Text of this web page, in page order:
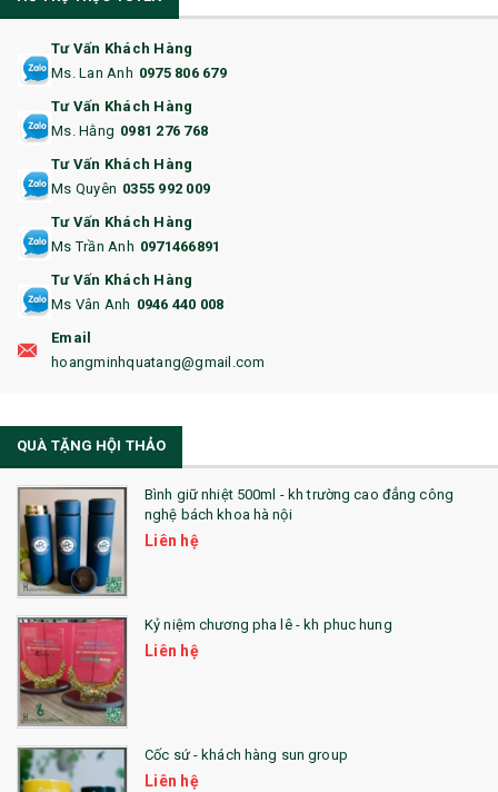
12. BÌNH NƯỚC
14. HỘP/VÍ ĐỰNG NAMECARD
15. BỘ BẤM MÓNG
16. BAO HỘ CHIẾU
18. ẤM CHÉN QUÀ TẶNG
19. ĐỒNG HỒ TREO TƯỜNG
22. ĐỒNG HỒ ĐỂ BÀN
23. QÙA TẶNG ĐỘC ĐÁO
24. QÙA TẶNG PHA LÊ
25. QUÀ TẶNG GLASSLOCK
26. QUÀ TẶNG LUMINARC
28. BỘ ĐỒ ĂN CAO CẤP
29. MÓC KHOÁ
31. TÚI VẢI KHÔNG DỆT
Tư Vấn Khách Hàng
Ms. Lan Anh 0975 806 679
Tư Vấn Khách Hàng
Ms. Hằng 0981 276 768
Tư Vấn Khách Hàng
Ms Quyên 0355 992 009
Tư Vấn Khách Hàng
Ms Trần Anh 0971466891
Tư Vấn Khách Hàng
Ms Vân Anh 0946 440 008
Email
hoangminhquatang@gmail.com
QUÀ TẶNG HỘI THẢO
Bình giữ nhiệt 500ml - kh trường cao đẳng công
nghệ bách khoa hà nội
Liên hệ
Kỷ niệm chương pha lê - kh phuc hung
Liên hệ
Cốc sứ - khách hàng sun group
Liên hệ